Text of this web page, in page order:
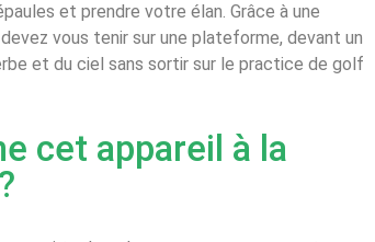
et prendre votre élan. Grâce à une
vous tenir sur une plateforme, devant un
et du ciel sans sortir sur le practice de golf
cet appareil à la